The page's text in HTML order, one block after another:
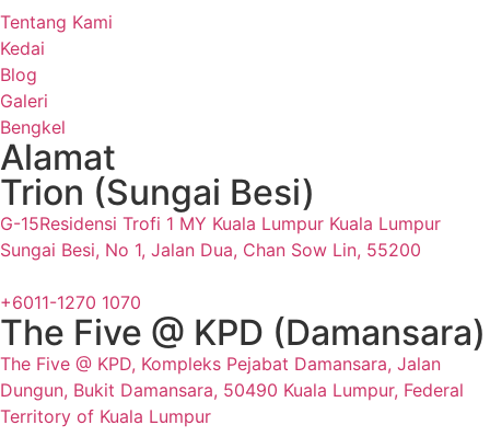
Tentang Kami
Kedai
Blog
Galeri
Bengkel
Alamat
Trion (Sungai Besi)
G-15Residensi Trofi 1 MY Kuala Lumpur Kuala Lumpur
Sungai Besi, No 1, Jalan Dua, Chan Sow Lin, 55200
+6011-1270 1070
The Five @ KPD (Damansara)
The Five @ KPD, Kompleks Pejabat Damansara, Jalan
Dungun, Bukit Damansara, 50490 Kuala Lumpur, Federal
Territory of Kuala Lumpur